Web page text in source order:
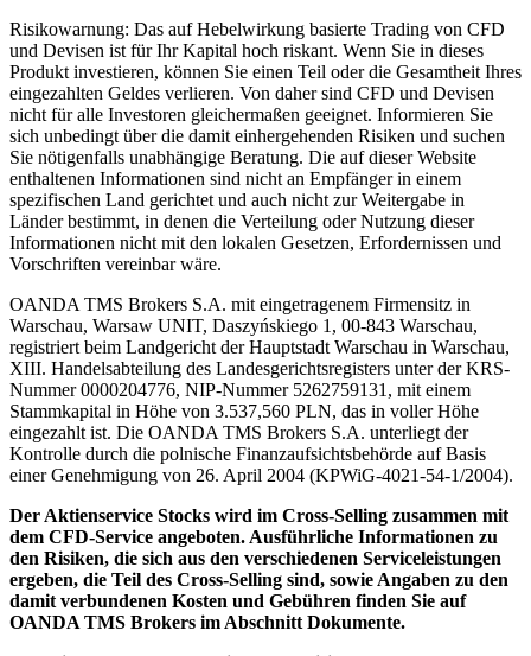
Risikowarnung: Das auf Hebelwirkung basierte Trading von CFD
und Devisen ist für Ihr Kapital hoch riskant. Wenn Sie in dieses
Produkt investieren, können Sie einen Teil oder die Gesamtheit Ihres
eingezahlten Geldes verlieren. Von daher sind CFD und Devisen
nicht für alle Investoren gleichermaßen geeignet. Informieren Sie
sich unbedingt über die damit einhergehenden Risiken und suchen
Sie nötigenfalls unabhängige Beratung. Die auf dieser Website
enthaltenen Informationen sind nicht an Empfänger in einem
spezifischen Land gerichtet und auch nicht zur Weitergabe in
Länder bestimmt, in denen die Verteilung oder Nutzung dieser
Informationen nicht mit den lokalen Gesetzen, Erfordernissen und
Vorschriften vereinbar wäre.
OANDA TMS Brokers S.A. mit eingetragenem Firmensitz in
Warschau, Warsaw UNIT, Daszyńskiego 1, 00-843 Warschau,
registriert beim Landgericht der Hauptstadt Warschau in Warschau,
XIII. Handelsabteilung des Landesgerichtsregisters unter der KRS-
Nummer 0000204776, NIP-Nummer 5262759131, mit einem
Stammkapital in Höhe von 3.537,560 PLN, das in voller Höhe
eingezahlt ist. Die OANDA TMS Brokers S.A. unterliegt der
Kontrolle durch die polnische Finanzaufsichtsbehörde auf Basis
einer Genehmigung von 26. April 2004 (KPWiG-4021-54-1/2004).
Der Aktienservice Stocks wird im Cross-Selling zusammen mit
dem CFD-Service angeboten. Ausführliche Informationen zu
den Risiken, die sich aus den verschiedenen Serviceleistungen
ergeben, die Teil des Cross-Selling sind, sowie Angaben zu den
damit verbundenen Kosten und Gebühren finden Sie auf
OANDA TMS Brokers im Abschnitt Dokumente.